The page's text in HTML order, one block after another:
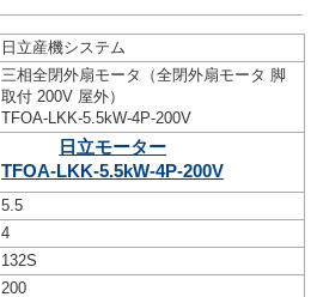
日立産機システム
三相全閉外扇モータ（全閉外扇モータ 脚
取付 200V 屋外）
TFOA-LKK-5.5kW-4P-200V
日立モーター
TFOA-LKK-5.5kW-4P-200V
5.5
4
132S
200